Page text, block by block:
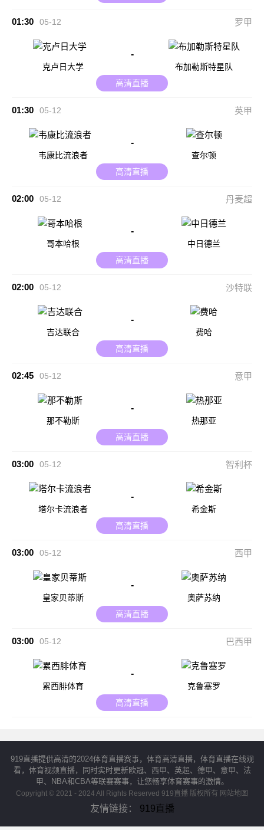
01:30 05-12 罗甲
克卢日大学
-
布加勒斯特星队
高清直播
01:30 05-12 英甲
韦康比流浪者
-
查尔顿
高清直播
02:00 05-12 丹麦超
哥本哈根
-
中日德兰
高清直播
02:00 05-12 沙特联
吉达联合
-
费哈
高清直播
02:45 05-12 意甲
那不勒斯
-
热那亚
高清直播
03:00 05-12 智利杯
塔尔卡流浪者
-
希金斯
高清直播
03:00 05-12 西甲
皇家贝蒂斯
-
奥萨苏纳
高清直播
03:00 05-12 巴西甲
累西腓体育
-
克鲁塞罗
高清直播
919直播提供高清的2024体育直播赛事，体育高清直播，体育直播在线观
看，体育视频直播，同时实时更新欧冠、西甲、英超、德甲、意甲、法
甲、NBA和CBA等联赛赛事，让您畅享体育赛事的激情。
Copyright © 2021 - 2024 All Rights Reserved 919直播 版权所有 网站地图
友情链接： 919直播